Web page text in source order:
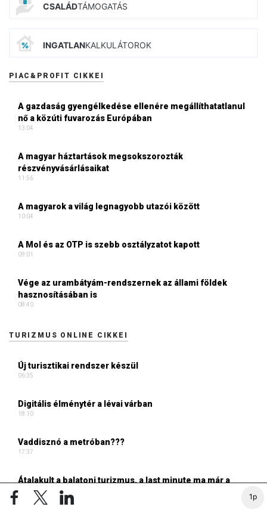
1p
CSALÁDTÁMOGATÁS
INGATLANKALKULÁTOROK
PIAC&PROFIT CIKKEI
A gazdaság gyengélkedése ellenére megállíthatatlanul
nő a közúti fuvarozás Európában
13:04
A magyar háztartások megsokszorozták
részvényvásárlásaikat
11:56
A magyarok a világ legnagyobb utazói között
10:04
A Mol és az OTP is szebb osztályzatot kapott
09:01
Vége az urambátyám-rendszernek az állami földek
hasznosításában is
08:40
TURIZMUS ONLINE CIKKEI
Új turisztikai rendszer készül
06:35
Digitális élménytér a lévai várban
18:10
Vaddisznó a metróban???
17:37
Átalakult a balatoni turizmus, a last minute ma már a
meghatározó